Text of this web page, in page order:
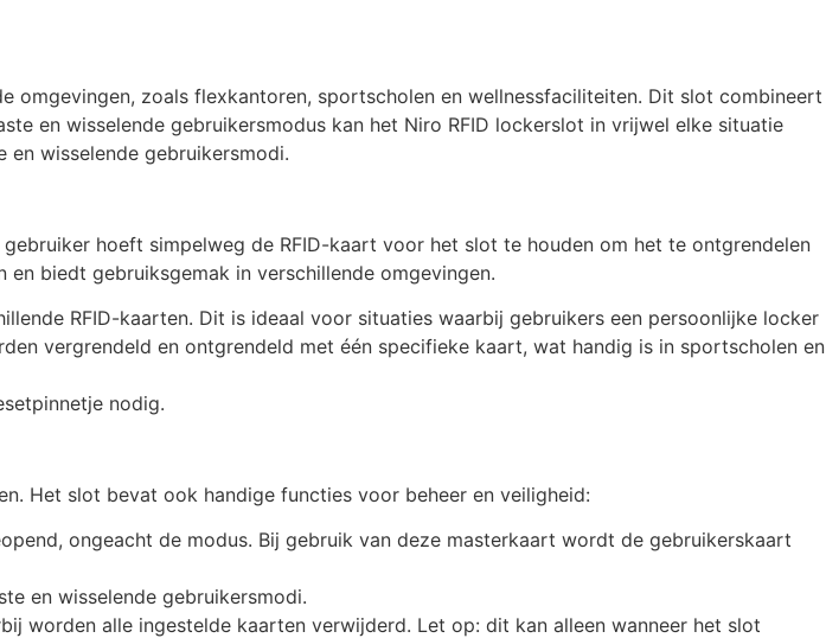
omgevingen, zoals flexkantoren, sportscholen en wellnessfaciliteiten. Dit slot combineert
en wisselende gebruikersmodus kan het Niro RFID lockerslot in vrijwel elke situatie
wisselende gebruikersmodi.
hoeft simpelweg de RFID-kaart voor het slot te houden om het te ontgrendelen
biedt gebruiksgemak in verschillende omgevingen.
RFID-kaarten. Dit is ideaal voor situaties waarbij gebruikers een persoonlijke locker
vergrendeld en ontgrendeld met één specifieke kaart, wat handig is in sportscholen en
nodig.
Het slot bevat ook handige functies voor beheer en veiligheid:
ongeacht de modus. Bij gebruik van deze masterkaart wordt de gebruikerskaart
en wisselende gebruikersmodi.
worden alle ingestelde kaarten verwijderd. Let op: dit kan alleen wanneer het slot